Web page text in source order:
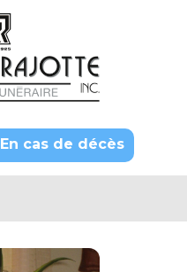
En cas de décès